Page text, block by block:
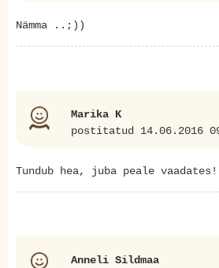
Nämma ..;))
Marika K
postitatud 14.06.2016
Tundub hea, juba peale vaadates!
Anneli Sildmaa